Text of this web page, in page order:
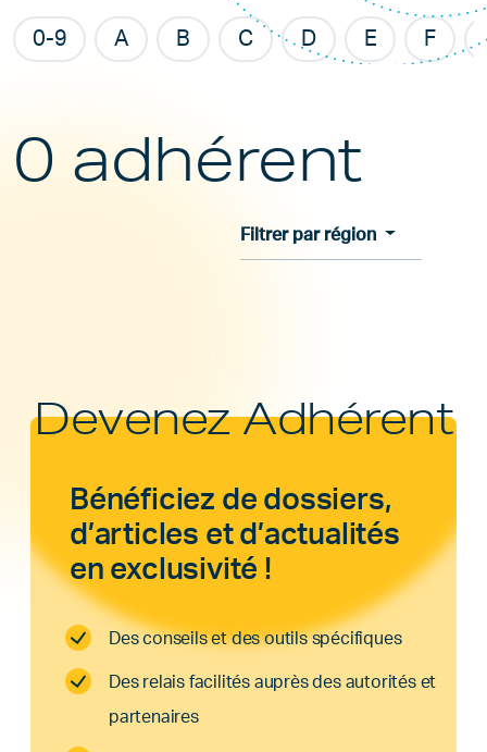
0-9 A B C D E F
0 adhérent
Filtrer par région
Devenez Adhérent
Bénéficiez de dossiers,
d’articles et d’actualités
en exclusivité !
Des conseils et des outils spécifiques
Des relais facilités auprès des autorités et
partenaires